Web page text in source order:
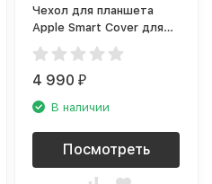
Чехол для планшета
Apple Smart Cover для
iPad (8th generation)
кипрский зелёный
4 990₽
В наличии
Посмотреть